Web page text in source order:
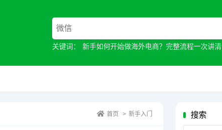
关键词： 新手如何开始做海外电商？完整流程一次讲清
搜索
首页 > 新手入门